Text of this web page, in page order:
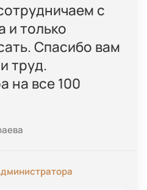
с
и только
Спасибо вам
труд.
на все 100